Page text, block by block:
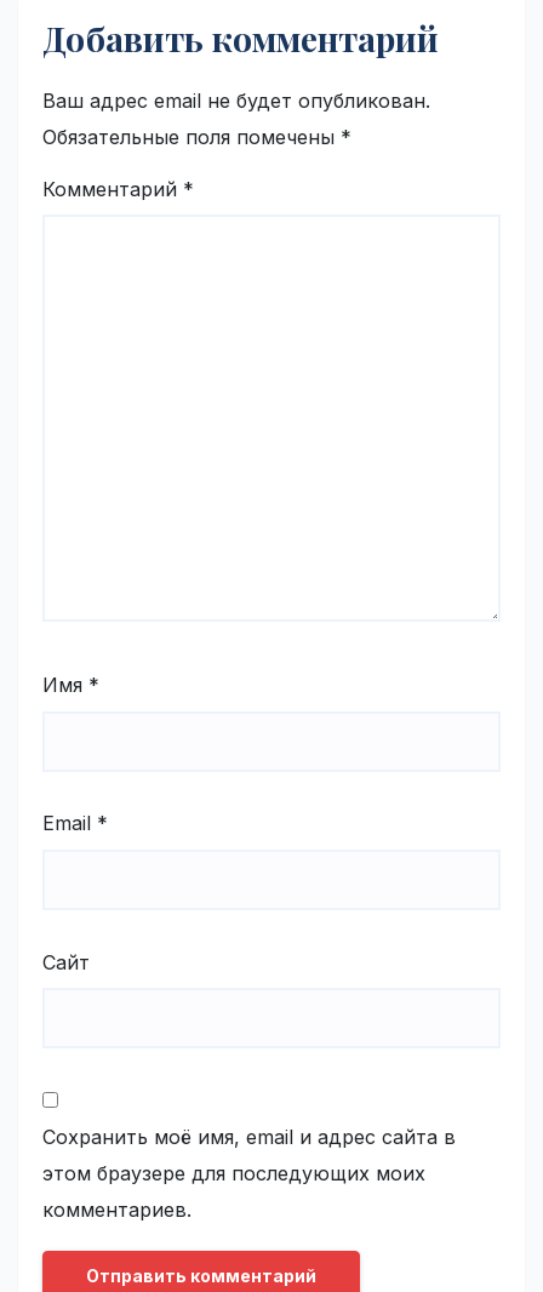
Добавить комментарий
Ваш адрес email не будет опубликован.
Обязательные поля помечены *
Комментарий *
Имя *
Email *
Сайт
Сохранить моё имя, email и адрес сайта в
этом браузере для последующих моих
комментариев.